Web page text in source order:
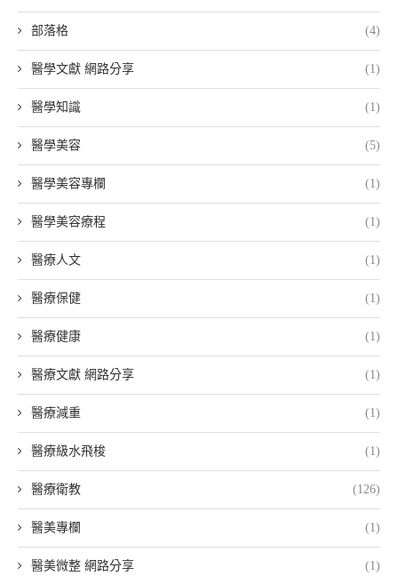
部落格 (4)
醫學文獻 網路分享 (1)
醫學知識 (1)
醫學美容 (5)
醫學美容專欄 (1)
醫學美容療程 (1)
醫療人文 (1)
醫療保健 (1)
醫療健康 (1)
醫療文獻 網路分享 (1)
醫療減重 (1)
醫療級水飛梭 (1)
醫療衛教 (126)
醫美專欄 (1)
醫美微整 網路分享 (1)